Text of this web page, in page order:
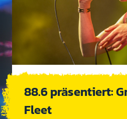
88.6 präsentiert:
Fleet